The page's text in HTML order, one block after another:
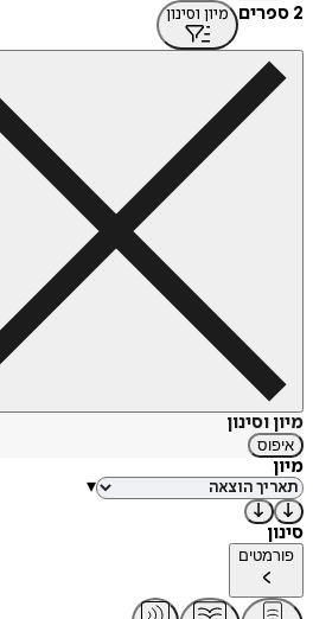
2 ספרים מיון וסינון
מיון וסינון
איפוס
מיון
▾
סינון
פורמטים